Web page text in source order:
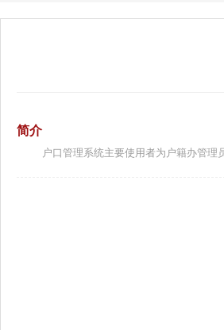
简介
户口管理系统主要使用者为户籍办管